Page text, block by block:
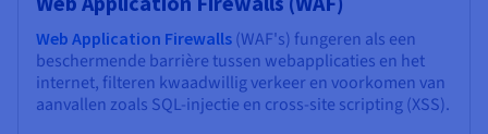
Web Application Firewalls (WAF's) fungeren als een
beschermende barrière tussen webapplicaties en het
internet, filteren kwaadwillig verkeer en voorkomen van
aanvallen zoals SQL-injectie en cross-site scripting (XSS).